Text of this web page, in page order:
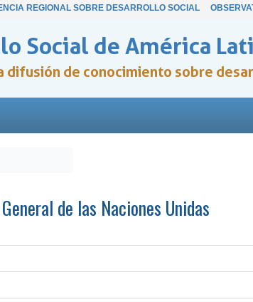
REGIONAL SOBRE DESARROLLO SOCIAL
Social de América
difusión de conocimiento sobre
de las Naciones Unidas